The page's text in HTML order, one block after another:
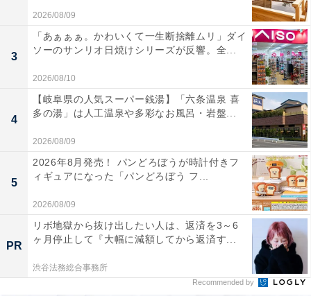
「崋の湯」は軟水泉を使用した和・洋2種の全18種
2026/08/09
3
「あぁぁぁ。かわいくて一生断捨離ムリ」ダイ
ソーのサンリオ日焼けシリーズが反響。全...
2026/08/10
4
【岐阜県の人気スーパー銭湯】「六条温泉 喜
多の湯」は人工温泉や多彩なお風呂・岩盤...
2026/08/09
5
2026年8月発売！ パンどろぼうが時計付きフ
ィギュアになった「パンどろぼう フ...
2026/08/09
PR
リボ地獄から抜け出したい人は、返済を3～6
ヶ月停止して『大幅に減額してから返済す...
渋谷法務総合事務所
Recommended by